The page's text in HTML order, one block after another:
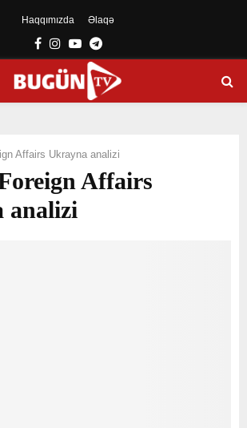
Haqqımızda Əlaqə
Facebook
Instagram
YoutubeTelegram
Affairs Ukrayna analizi
Affairs
analizi